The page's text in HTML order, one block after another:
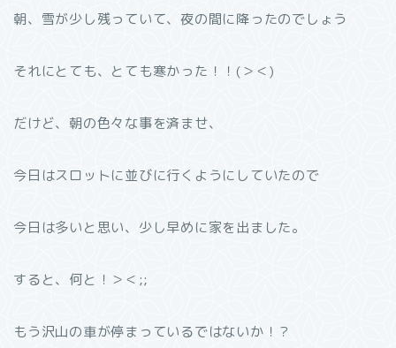
朝、雪が少し残っていて、夜の間に降ったのでしょう
それにとても、とても寒かった！！(＞＜)
だけど、朝の色々な事を済ませ、
今日はスロットに並びに行くようにしていたので
今日は多いと思い、少し早めに家を出ました。
すると、何と！＞＜;;
もう沢山の車が停まっているではないか！？